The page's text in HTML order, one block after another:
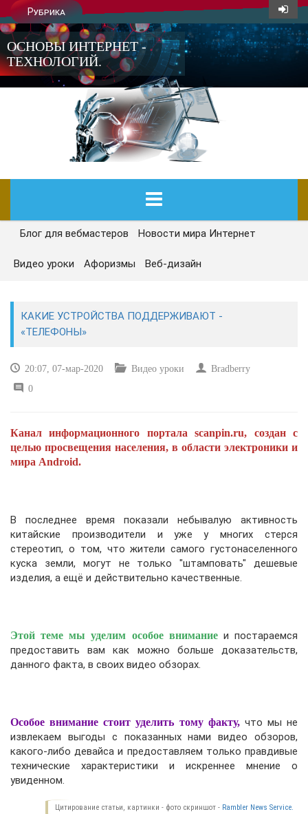
Рубрика
ОСНОВЫ ИНТЕРНЕТ -
ТЕХНОЛОГИЙ.
ГЛАВНАЯ
СЕГОДНЯ
РЕМОНТ И СОВЕТЫ
УЧЕБНИК CSS
Блог для вебмастеров Новости мира Интернет
Видео уроки Афоризмы Веб-дизайн
КАКИЕ УСТРОЙСТВА ПОДДЕРЖИВАЮТ -
«ТЕЛЕФОНЫ»
20:07, 07-мар-2020 Видео уроки
Bradberry
0
Канал информационного портала scanpin.ru, создан с
целью просвещения населения, в области электроники и
мира Android.
В последнее время показали небывалую активность
китайские производители и уже у многих стерся
стереотип, о том, что жители самого густонаселенного
куска земли, могут не только "штамповать" дешевые
изделия, а ещё и действительно качественные.
Этой теме мы уделим особое вниманиеи постараемся
предоставить вам как можно больше доказательств,
данного факта, в своих видео обзорах.
Особое внимание стоит уделить тому факту,что мы не
извлекаем выгоды с показанных нами видео обзоров,
какого-либо девайса и предоставляем только правдивые
технические характеристики и искреннее мнение о
увиденном.
Цитирование статьи, картинки - фото скриншот - Rambler News Service.